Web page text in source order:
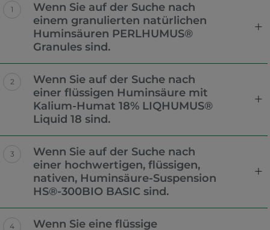
Wenn Sie auf der Suche nach
einem granulierten natürlichen
Huminsäuren PERLHUMUS®
Granules sind.
Wenn Sie auf der Suche nach
einer flüssigen Huminsäure mit
Kalium-Humat 18% LIQHUMUS®
Liquid 18 sind.
Wenn Sie auf der Suche nach
einer hochwertigen, flüssigen,
nativen, Huminsäure-Suspension
HS®-300BIO BASIC sind.
Wenn Sie eine flüssige